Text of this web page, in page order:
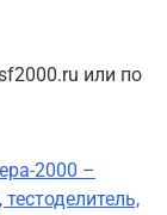
или по
2000 –